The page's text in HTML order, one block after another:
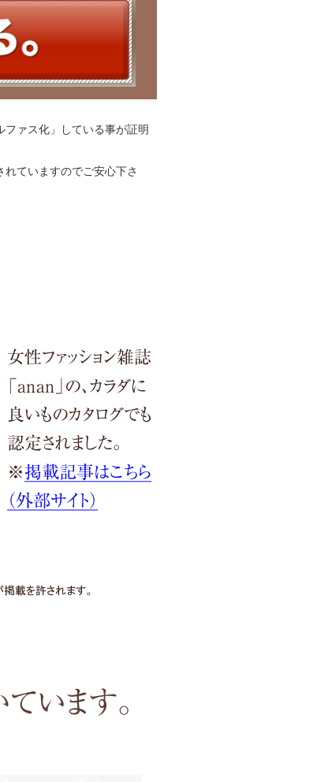
ァス化」している事が証明
ていますのでご安心下さ